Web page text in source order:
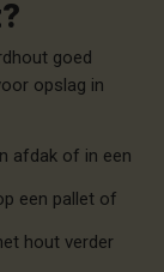
goed
opslag in
afdak of in een
een pallet of
hout verder